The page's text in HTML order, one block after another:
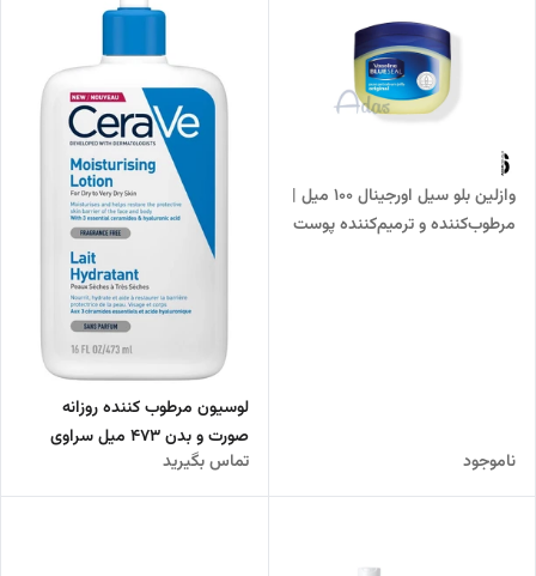
وازلین بلو سیل اورجینال 100 میل |
مرطوب‌کننده و ترمیم‌کننده پوست
ناموجود
لوسیون مرطوب کننده روزانه
صورت و بدن 473 میل سراوی
تماس بگیرید